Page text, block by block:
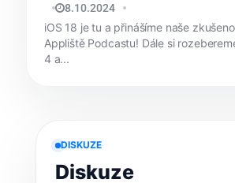
TOMÁŠ SVOBODA
8.10.2024
iOS 18 je tu a přinášíme naše
Appliště Podcastu! Dále si
4 a...
DISKUZE
Diskuze